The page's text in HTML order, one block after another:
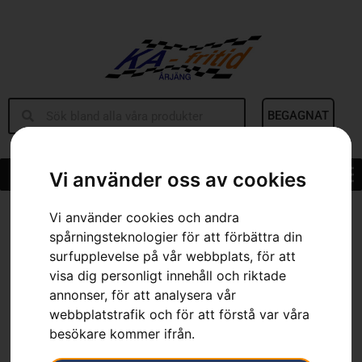
Vi använder oss av cookies
Vi använder cookies och andra
spårningsteknologier för att förbättra din
surfupplevelse på vår webbplats, för att
visa dig personligt innehåll och riktade
annonser, för att analysera vår
webbplatstrafik och för att förstå var våra
besökare kommer ifrån.
BEGAGNAT